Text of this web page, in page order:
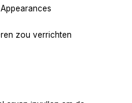
zou verrichten